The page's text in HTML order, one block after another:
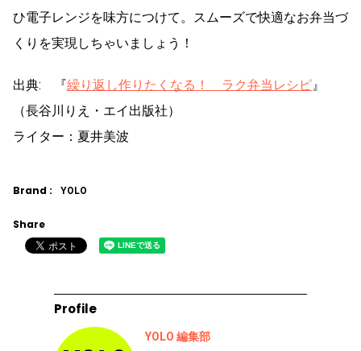
ひ電子レンジを味方につけて。スムーズで快適なお弁当づ
くりを実現しちゃいましょう！
出典: 『繰り返し作りたくなる！ ラク弁当レシピ』
（長谷川りえ・エイ出版社）
ライター：夏井美波
Brand : YOLO
Share
Profile
YOLO 編集部